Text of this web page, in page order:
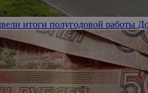
итоги полугодовой работы